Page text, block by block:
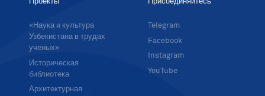
«Наука и культура
Узбекистана в трудах
ученых»
Историческая
библиотека
Архитектурная
Telegram
Facebook
Instagram
YouTube